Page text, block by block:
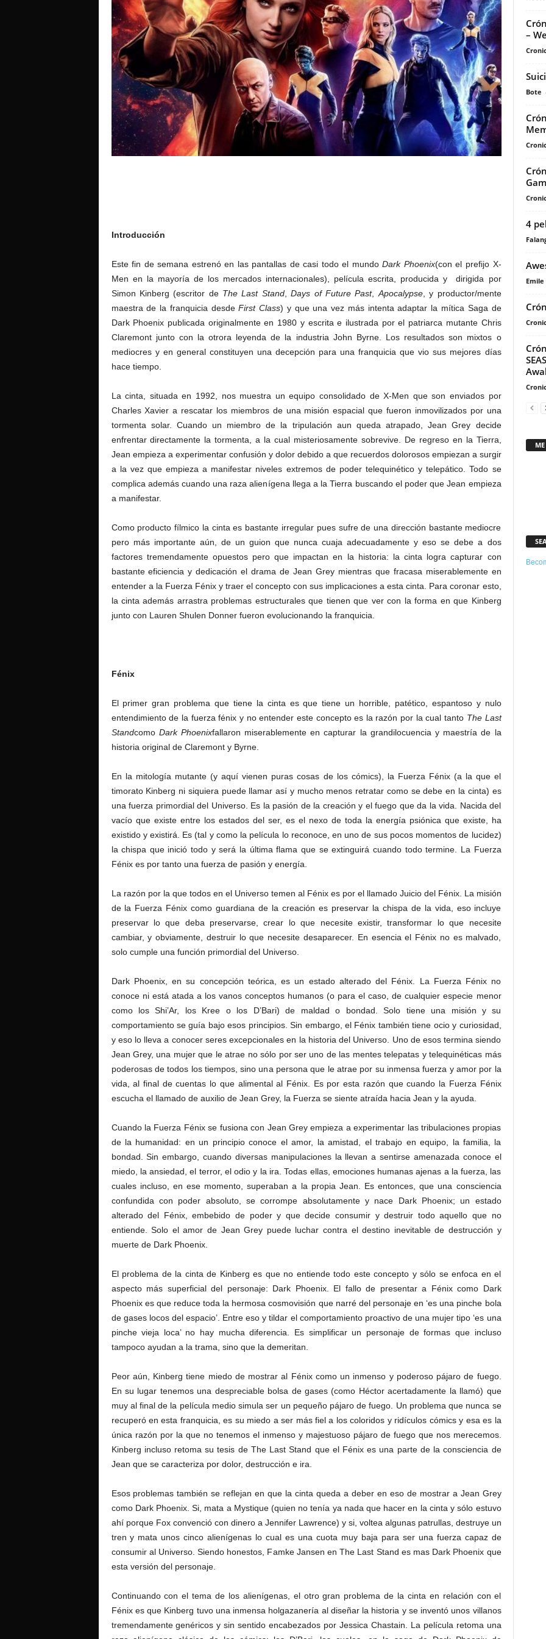
Introducción
Este fin de semana estrenó en las pantallas de casi todo el mundoDark Phoenix(con el prefijo X-
Men en la mayoría de los mercados internacionales), película escrita, producida y dirigida por
Simon Kinberg (escritor de The Last Stand,Days of Future Past,Apocalypse, y productor/mente
maestra de la franquicia desdeFirst Class) y que una vez más intenta adaptar la mítica Saga de
Dark Phoenix publicada originalmente en 1980 y escrita e ilustrada por el patriarca mutante Chris
Claremont junto con la otrora leyenda de la industria John Byrne. Los resultados son mixtos o
mediocres y en general constituyen una decepción para una franquicia que vio sus mejores días
hace tiempo.
La cinta, situada en 1992, nos muestra un equipo consolidado de X-Men que son enviados por
Charles Xavier a rescatar los miembros de una misión espacial que fueron inmovilizados por una
tormenta solar. Cuando un miembro de la tripulación aun queda atrapado, Jean Grey decide
enfrentar directamente la tormenta, a la cual misteriosamente sobrevive. De regreso en la Tierra,
Jean empieza a experimentar confusión y dolor debido a que recuerdos dolorosos empiezan a surgir
a la vez que empieza a manifestar niveles extremos de poder telequinético y telepático. Todo se
complica además cuando una raza alienígena llega a la Tierra buscando el poder que Jean empieza
a manifestar.
Como producto fílmico la cinta es bastante irregular pues sufre de una dirección bastante mediocre
pero más importante aún, de un guion que nunca cuaja adecuadamente y eso se debe a dos
factores tremendamente opuestos pero que impactan en la historia: la cinta logra capturar con
bastante eficiencia y dedicación el drama de Jean Grey mientras que fracasa miserablemente en
entender a la Fuerza Fénix y traer el concepto con sus implicaciones a esta cinta. Para coronar esto,
la cinta además arrastra problemas estructurales que tienen que ver con la forma en que Kinberg
junto con Lauren Shulen Donner fueron evolucionando la franquicia.
Fénix
El primer gran problema que tiene la cinta es que tiene un horrible, patético, espantoso y nulo
entendimiento de la fuerza fénix y no entender este concepto es la razón por la cual tanto The Last
Standcomo Dark Phoenixfallaron miserablemente en capturar la grandilocuencia y maestría de la
historia original de Claremont y Byrne.
En la mitología mutante (y aquí vienen puras cosas de los cómics), la Fuerza Fénix (a la que el
timorato Kinberg ni siquiera puede llamar así y mucho menos retratar como se debe en la cinta) es
una fuerza primordial del Universo. Es la pasión de la creación y el fuego que da la vida. Nacida del
vacío que existe entre los estados del ser, es el nexo de toda la energía psiónica que existe, ha
existido y existirá. Es (tal y como la película lo reconoce, en uno de sus pocos momentos de lucidez)
la chispa que inició todo y será la última flama que se extinguirá cuando todo termine. La Fuerza
Fénix es por tanto una fuerza de pasión y energía.
La razón por la que todos en el Universo temen al Fénix es por el llamado Juicio del Fénix. La misión
de la Fuerza Fénix como guardiana de la creación es preservar la chispa de la vida, eso incluye
preservar lo que deba preservarse, crear lo que necesite existir, transformar lo que necesite
cambiar, y obviamente, destruir lo que necesite desaparecer. En esencia el Fénix no es malvado,
solo cumple una función primordial del Universo.
Dark Phoenix, en su concepción teórica, es un estado alterado del Fénix. La Fuerza Fénix no
conoce ni está atada a los vanos conceptos humanos (o para el caso, de cualquier especie menor
como los Shi’Ar, los Kree o los D’Bari) de maldad o bondad. Solo tiene una misión y su
comportamiento se guía bajo esos principios. Sin embargo, el Fénix también tiene ocio y curiosidad,
y eso lo lleva a conocer seres excepcionales en la historia del Universo. Uno de esos termina siendo
Jean Grey, una mujer que le atrae no sólo por ser uno de las mentes telepatas y telequinéticas más
poderosas de todos los tiempos, sino una persona que le atrae por su inmensa fuerza y amor por la
vida, al final de cuentas lo que alimental al Fénix. Es por esta razón que cuando la Fuerza Fénix
escucha el llamado de auxilio de Jean Grey, la Fuerza se siente atraída hacia Jean y la ayuda.
Cuando la Fuerza Fénix se fusiona con Jean Grey empieza a experimentar las tribulaciones propias
de la humanidad: en un principio conoce el amor, la amistad, el trabajo en equipo, la familia, la
bondad. Sin embargo, cuando diversas manipulaciones la llevan a sentirse amenazada conoce el
miedo, la ansiedad, el terror, el odio y la ira. Todas ellas, emociones humanas ajenas a la fuerza, las
cuales incluso, en ese momento, superaban a la propia Jean. Es entonces, que una consciencia
confundida con poder absoluto, se corrompe absolutamente y nace Dark Phoenix; un estado
alterado del Fénix, embebido de poder y que decide consumir y destruir todo aquello que no
entiende. Solo el amor de Jean Grey puede luchar contra el destino inevitable de destrucción y
muerte de Dark Phoenix.
El problema de la cinta de Kinberg es que no entiende todo este concepto y sólo se enfoca en el
aspecto más superficial del personaje: Dark Phoenix. El fallo de presentar a Fénix como Dark
Phoenix es que reduce toda la hermosa cosmovisión que narré del personaje en ‘es una pinche bola
de gases locos del espacio’. Entre eso y tildar el comportamiento proactivo de una mujer tipo ‘es una
pinche vieja loca’ no hay mucha diferencia. Es simplificar un personaje de formas que incluso
tampoco ayudan a la trama, sino que la demeritan.
Peor aún, Kinberg tiene miedo de mostrar al Fénix como un inmenso y poderoso pájaro de fuego.
En su lugar tenemos una despreciable bolsa de gases (como Héctor acertadamente la llamó) que
muy al final de la película medio simula ser un pequeño pájaro de fuego. Un problema que nunca se
recuperó en esta franquicia, es su miedo a ser más fiel a los coloridos y ridículos cómics y esa es la
única razón por la que no tenemos el inmenso y majestuoso pájaro de fuego que nos merecemos.
Kinberg incluso retoma su tesis de The Last Stand que el Fénix es una parte de la consciencia de
Jean que se caracteriza por dolor, destrucción e ira.
Esos problemas también se reflejan en que la cinta queda a deber en eso de mostrar a Jean Grey
como Dark Phoenix. Si, mata a Mystique (quien no tenía ya nada que hacer en la cinta y sólo estuvo
ahí porque Fox convenció con dinero a Jennifer Lawrence) y si, voltea algunas patrullas, destruye un
tren y mata unos cinco alienígenas lo cual es una cuota muy baja para ser una fuerza capaz de
consumir al Universo. Siendo honestos, Famke Jansen en The Last Stand es mas Dark Phoenix que
esta versión del personaje.
Continuando con el tema de los alienígenas, el otro gran problema de la cinta en relación con el
Fénix es que Kinberg tuvo una inmensa holgazanería al diseñar la historia y se inventó unos villanos
tremendamente genéricos y sin sentido encabezados por Jessica Chastain. La película retoma una
–
Bote
4
Emile